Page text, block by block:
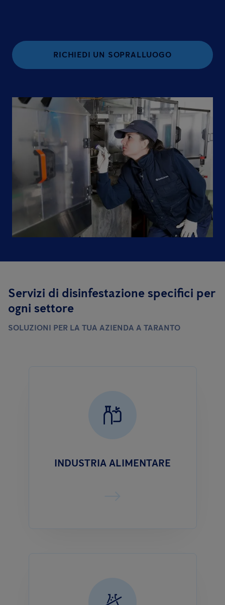
RICHIEDI UN SOPRALLUOGO
Servizi di disinfestazione specifici per
ogni settore
SOLUZIONI PER LA TUA AZIENDA A TARANTO
INDUSTRIA ALIMENTARE